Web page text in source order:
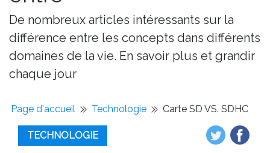
De nombreux articles intéressants sur la
différence entre les concepts dans différents
domaines de la vie. En savoir plus et grandir
chaque jour
Page d'accueil Technologie Carte SD VS. SDHC
TECHNOLOGIE